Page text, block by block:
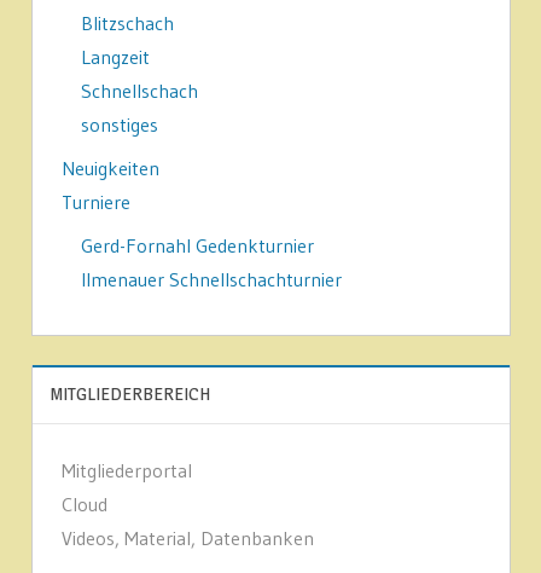
Blitzschach
Langzeit
Schnellschach
sonstiges
Neuigkeiten
Turniere
Gerd-Fornahl Gedenkturnier
Ilmenauer Schnellschachturnier
MITGLIEDERBEREICH
Mitgliederportal
Cloud
Videos, Material, Datenbanken